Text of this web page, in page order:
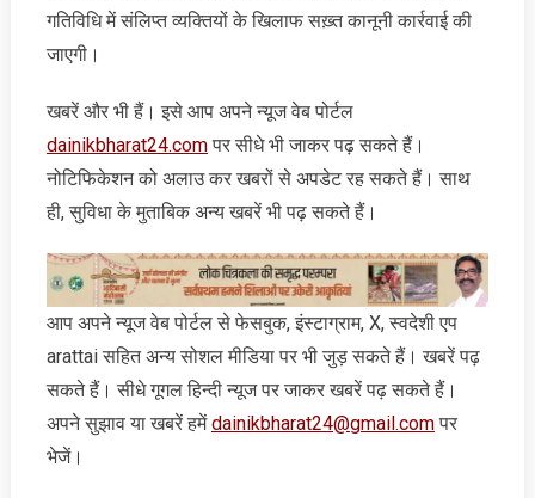
गतिविधि में संलिप्त व्यक्तियों के खिलाफ सख़्त कानूनी कार्रवाई की
जाएगी।
खबरें और भी हैं। इसे आप अपने न्‍यूज वेब पोर्टल
dainikbharat24.comपर सीधे भी जाकर पढ़ सकते हैं।
नोटिफिकेशन को अलाउ कर खबरों से अपडेट रह सकते हैं। साथ
ही, सुविधा के मुताबिक अन्‍य खबरें भी पढ़ सकते हैं।
आप अपने न्‍यूज वेब पोर्टल से फेसबुक, इंस्‍टाग्राम, X, स्‍वदेशी एप
arattai सहित अन्‍य सोशल मीडिया पर भी जुड़ सकते हैं। खबरें पढ़
सकते हैं। सीधे गूगल हिन्‍दी न्‍यूज पर जाकर खबरें पढ़ सकते हैं।
अपने सुझाव या खबरें हमेंdainikbharat24@gmail.comपर
भेजें।